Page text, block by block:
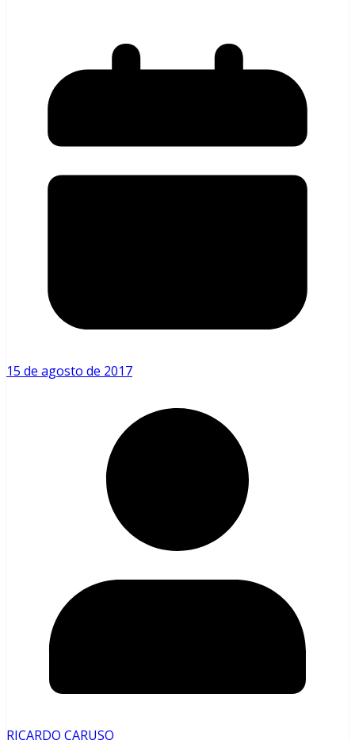
15 de agosto de 2017
RICARDO CARUSO